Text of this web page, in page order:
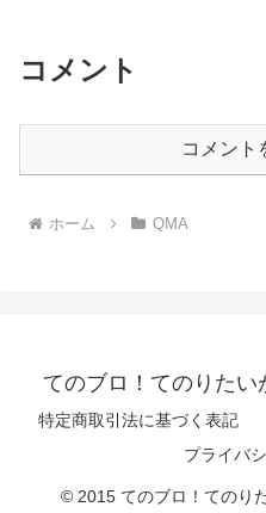
コメント
コメント
ホーム QMA
てのブロ！てのりた
特定商取引法に基づく表記
プライバ
© 2015 てのブロ！てのり